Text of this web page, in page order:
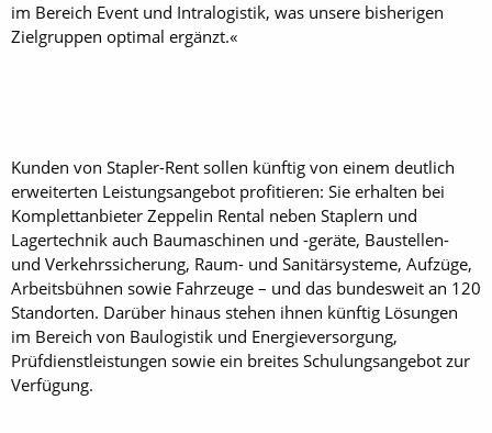
im Bereich Event und Intralogistik, was unsere bisherigen
Zielgruppen optimal ergänzt.«
Kunden von Stapler-Rent sollen künftig von einem deutlich
erweiterten Leistungsangebot profitieren: Sie erhalten bei
Komplettanbieter Zeppelin Rental neben Staplern und
Lagertechnik auch Baumaschinen und -geräte, Baustellen-
und Verkehrssicherung, Raum- und Sanitärsysteme, Aufzüge,
Arbeitsbühnen sowie Fahrzeuge – und das bundesweit an 120
Standorten. Darüber hinaus stehen ihnen künftig Lösungen
im Bereich von Baulogistik und Energieversorgung,
Prüfdienstleistungen sowie ein breites Schulungsangebot zur
Verfügung.